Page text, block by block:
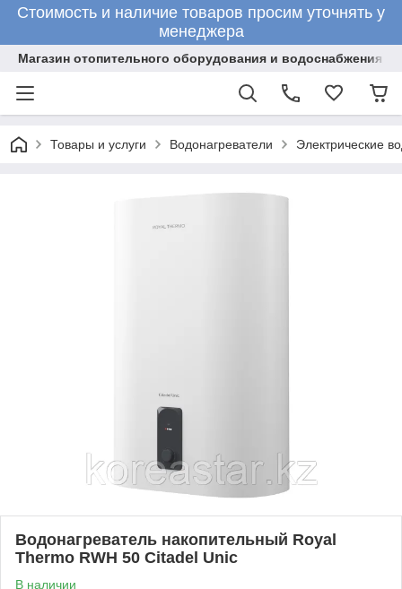
Стоимость и наличие товаров просим уточнять у
менеджера
Магазин отопительного оборудования и водоснабжения
Товары и услуги Водонагреватели Электрические
Водонагреватель накопительный Royal
Thermo RWH 50 Citadel Unic
В наличии